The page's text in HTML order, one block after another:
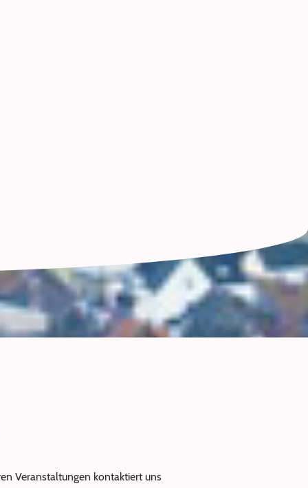
Veranstaltungen kontaktiert uns